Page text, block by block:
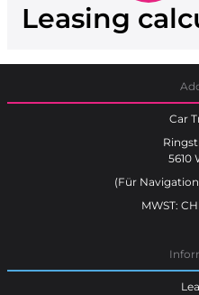
Leasing
Car
5610
(Für
MWST: